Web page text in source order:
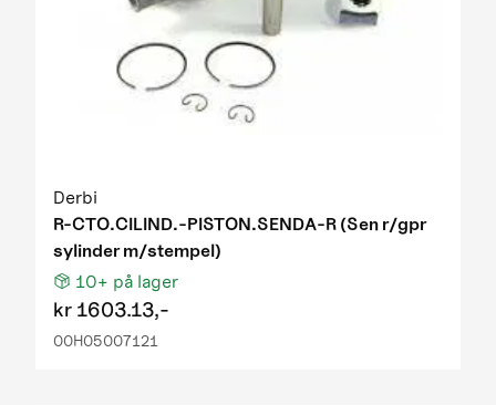
Derbi
R-CTO.CILIND.-PISTON.SENDA-R (Sen r/gpr
sylinder m/stempel)
10+ på lager
kr 1603.13,-
00H05007121